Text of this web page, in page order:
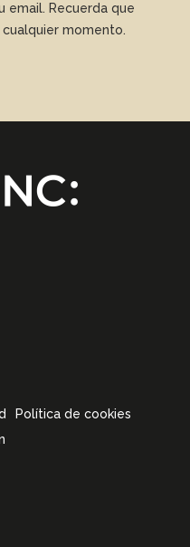
email. Recuerda que
momento.
Política de cookies